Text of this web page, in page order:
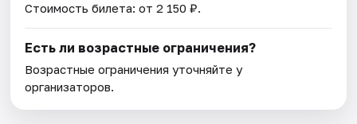
Стоимость билета: от 2 150 ₽.
Есть ли возрастные ограничения?
Возрастные ограничения уточняйте у
организаторов.